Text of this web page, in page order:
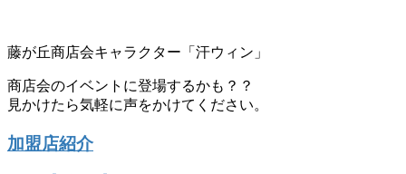
藤が丘商店会キャラクター「汗ウィン」
商店会のイベントに登場するかも？？
見かけたら気軽に声をかけてください。
加盟店紹介